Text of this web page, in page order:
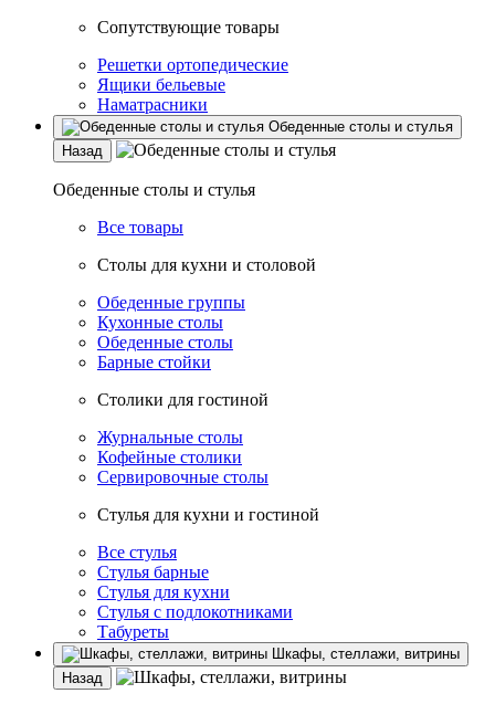
Сопутствующие товары
Решетки ортопедические
Ящики бельевые
Наматрасники
Обеденные столы и стулья
Назад
Обеденные столы и стулья
Все товары
Столы для кухни и столовой
Обеденные группы
Кухонные столы
Обеденные столы
Барные стойки
Столики для гостиной
Журнальные столы
Кофейные столики
Сервировочные столы
Стулья для кухни и гостиной
Все стулья
Стулья барные
Стулья для кухни
Стулья с подлокотниками
Табуреты
Шкафы, стеллажи, витрины
Назад